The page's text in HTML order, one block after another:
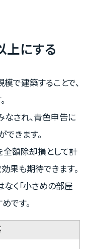
にする
で建築することで、
なされ、青色申告に
きます。
全額除却損として計
果も期待できます。
なく「小さめの部屋
です。